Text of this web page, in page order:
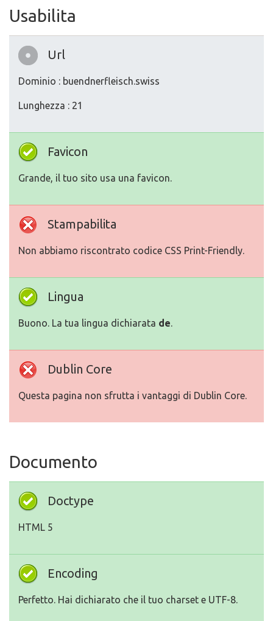
Usabilita
Url
Dominio : buendnerfleisch.swiss
Lunghezza : 21
Favicon
Grande, il tuo sito usa una favicon.
Stampabilita
Non abbiamo riscontrato codice CSS Print-Friendly.
Lingua
Buono. La tua lingua dichiarata de.
Dublin Core
Questa pagina non sfrutta i vantaggi di Dublin Core.
Documento
Doctype
HTML 5
Encoding
Perfetto. Hai dichiarato che il tuo charset e UTF-8.